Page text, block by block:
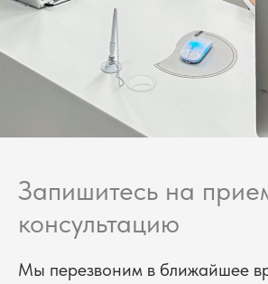
Запишитесь на
консультацию
Мы перезвоним в ближайшее